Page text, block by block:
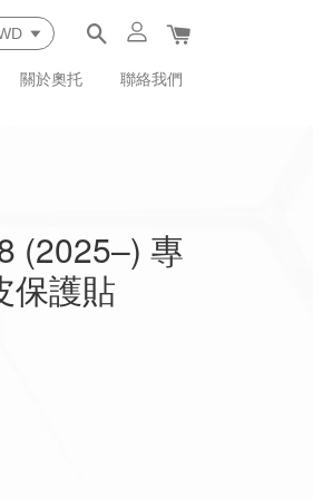
關於奧托 聯絡我們
(2025–) 專
保護貼